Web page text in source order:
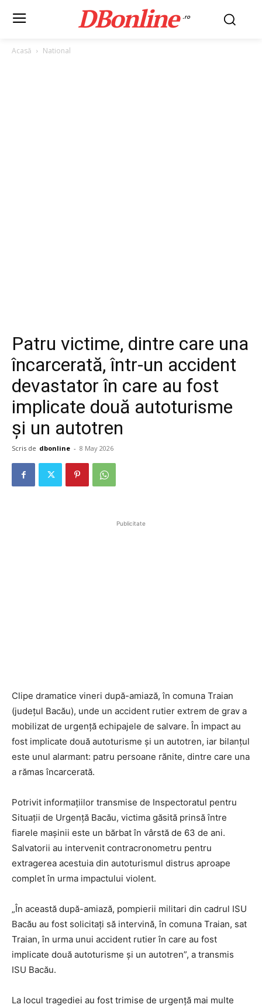
DBonline .ro
Acasă National
Patru victime, dintre care una
încarcerată, într-un accident
devastator în care au fost
implicate două autoturisme
și un autotren
Scris de dbonline - 8 May 2026
Publicitate
Clipe dramatice vineri după-amiază, în comuna Traian
(județul Bacău), unde un accident rutier extrem de grav a
mobilizat de urgență echipajele de salvare. În impact au
fost implicate două autoturisme și un autotren, iar bilanțul
este unul alarmant: patru persoane rănite, dintre care una
a rămas încarcerată.
Potrivit informațiilor transmise de Inspectoratul pentru
Situații de Urgență Bacău, victima găsită prinsă între
fiarele mașinii este un bărbat în vârstă de 63 de ani.
Salvatorii au intervenit contracronometru pentru
extragerea acestuia din autoturismul distrus aproape
complet în urma impactului violent.
„În această după-amiază, pompierii militari din cadrul ISU
Bacău au fost solicitați să intervină, în comuna Traian, sat
Traian, în urma unui accident rutier în care au fost
implicate două autoturisme și un autotren”, a transmis
ISU Bacău.
La locul tragediei au fost trimise de urgență mai multe